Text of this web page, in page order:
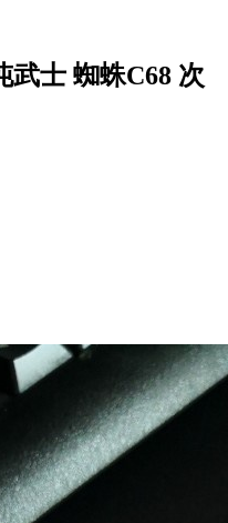
武士 蜘蛛C68 次